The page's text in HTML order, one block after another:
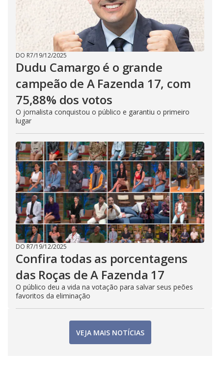
DO R7/19/12/2025
Dudu Camargo é o grande
campeão de A Fazenda 17, com
75,88% dos votos
O jornalista conquistou o público e garantiu o primeiro
lugar
DO R7/19/12/2025
Confira todas as porcentagens
das Roças de A Fazenda 17
O público deu a vida na votação para salvar seus peões
favoritos da eliminação
VEJA MAIS NOTÍCIAS